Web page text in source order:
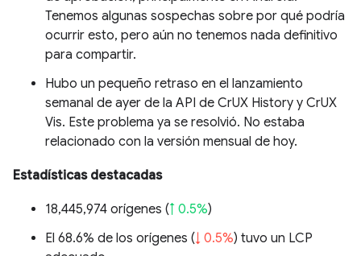
Tenemos algunas sospechas sobre por qué podría
ocurrir esto, pero aún no tenemos nada definitivo
para compartir.
Hubo un pequeño retraso en el lanzamiento
semanal de ayer de la API de CrUX History y CrUX
Vis. Este problema ya se resolvió. No estaba
relacionado con la versión mensual de hoy.
Estadísticas destacadas
18,445,974 orígenes (↑ 0.5%)
El 68.6% de los orígenes (↓ 0.5%) tuvo un LCP